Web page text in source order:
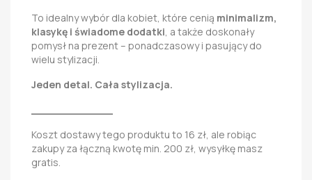
To idealny wybór dla kobiet, które cenią minimalizm,
klasykę i świadome dodatki, a także doskonały
pomysł na prezent – ponadczasowy i pasujący do
wielu stylizacji.
Jeden detal. Cała stylizacja.
Koszt dostawy tego produktu to 16 zł, ale robiąc
zakupy za łączną kwotę min. 200 zł, wysyłkę masz
gratis.